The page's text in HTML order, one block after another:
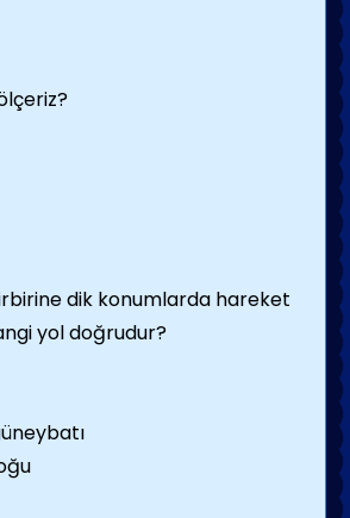
dik konumlarda hareket
yol doğrudur?